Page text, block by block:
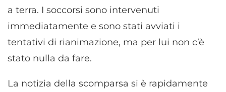
a terra. I soccorsi sono intervenuti
immediatamente e sono stati avviati i
tentativi di rianimazione, ma per lui non c’è
stato nulla da fare.
La notizia della scomparsa si è rapidamente